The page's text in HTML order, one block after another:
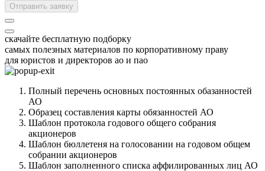
Отправить заявку
скачайте бесплатную подборку
самых полезных материалов по корпоративному праву
для юристов и директоров ао и пао
Полный перечень основных постоянных обазанностей
АО
Образец составления карты обязанностей АО
Шаблон протокола годового общего собрания
акционеров
Шаблон бюллетеня на голосовании на годовом общем
собрании акционеров
Шаблон заполненного списка аффилированных лиц АО